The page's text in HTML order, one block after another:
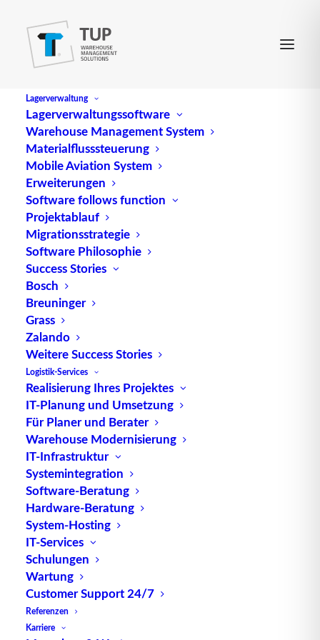
Lagerverwaltung
Lagerverwaltungssoftware
Warehouse Management System
Materialflusssteuerung
Mobile Aviation System
Erweiterungen
Software follows function
Projektablauf
Migrationsstrategie
Software Philosophie
Success Stories
Bosch
Breuninger
Grass
Zalando
Weitere Success Stories
Logistik-Services
Realisierung Ihres Projektes
IT-Planung und Umsetzung
Für Planer und Berater
Warehouse Modernisierung
IT-Infrastruktur
Systemintegration
Software-Beratung
Hardware-Beratung
System-Hosting
IT-Services
Schulungen
Wartung
Customer Support 24/7
Referenzen
Karriere
International Classification
for Standards
(abgek. ICS) ist ein internationales
Klassifizierungssystem der „International
Organization for Standardization“;.
Quelle: logipedia / Fraunhofer IML
TUP GmbH & Co. KG
Die kombinierbare Lagerverwaltungs-Software von
TUP, liefert dank ihrer Flexibilität immer die
effektivste Lösung und ist zudem in hohem Maße
wiederverwendbar.
Kontakt
TUP GmbH & Co. KG